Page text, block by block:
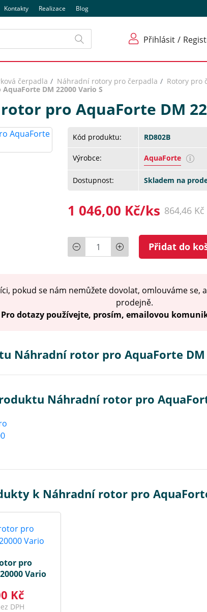
Kontakty Realizace Blog
Přihlásit
čerpadla Náhradní rotory pro čerpadla
Rotory pro
DM 22000 Vario S
pro AquaForte DM
Kód produktu: RD802B
Výrobce: AquaForte
Dostupnost: Skladem na
1 046,00 Kč/ks 864,46
Počet Přidat do
pokud se nám nemůžete dovolat, omlouváme se,
prodejně.
Pro dotazy používejte, prosím, emailovou
Náhradní rotor pro AquaForte DM
Náhradní rotor pro
k Náhradní rotor pro
pro
Vario
Kč
DPH